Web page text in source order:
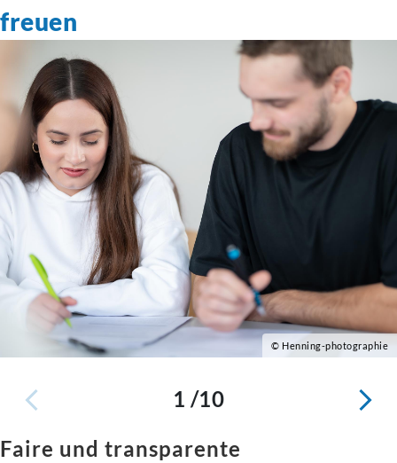
freuen
© Henning-photographie
1 /10
Faire und transparente